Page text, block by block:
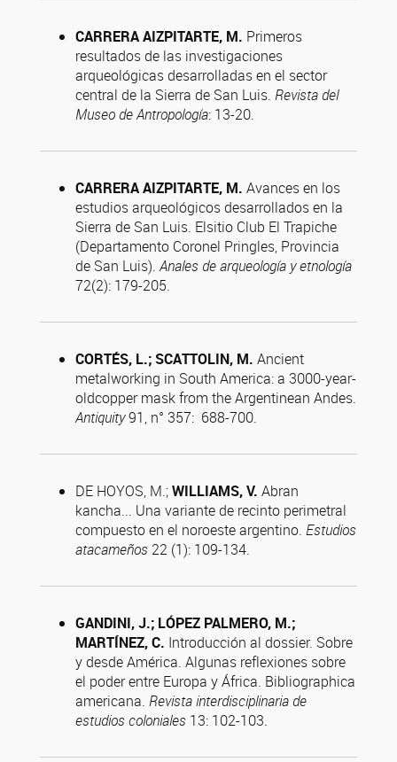
CARRERA AIZPITARTE, M. Primeros
resultados de las investigaciones
arqueológicas desarrolladas en el sector
central de la Sierra de San Luis. Revista del
Museo de Antropología: 13-20.
CARRERA AIZPITARTE, M. Avances en los
estudios arqueológicos desarrollados en la
Sierra de San Luis. Elsitio Club El Trapiche
(Departamento Coronel Pringles, Provincia
de San Luis).Anales de arqueología y etnología
72(2): 179-205.
CORTÉS, L.; SCATTOLIN, M. Ancient
metalworking in South America: a 3000-year-
oldcopper mask from the Argentinean Andes.
Antiquity91, n° 357: 688-700.
DE HOYOS, M.;WILLIAMS, V. Abran
kancha... Una variante de recinto perimetral
compuesto en el noroeste argentino. Estudios
atacameños 22 (1): 109-134.
GANDINI, J.; LÓPEZ PALMERO, M.;
MARTÍNEZ, C. Introducción al dossier. Sobre
y desde América. Algunas reflexiones sobre
el poder entre Europa y África. Bibliographica
americana. Revista interdisciplinaria de
estudios coloniales 13: 102-103.